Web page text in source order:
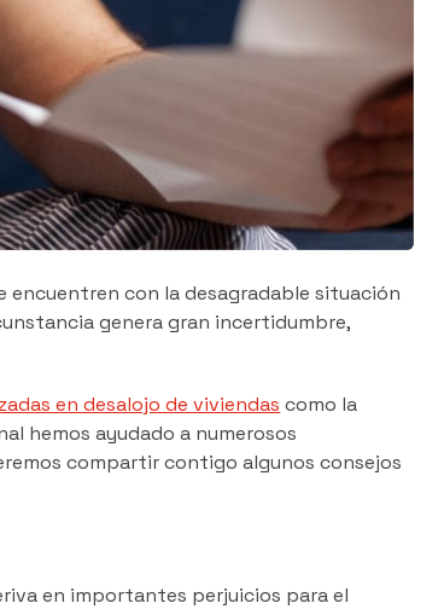
encuentren con la desagradable situación
genera gran incertidumbre,
en desalojo de viviendas como la
hemos ayudado a numerosos
compartir contigo algunos consejos
en importantes perjuicios para el